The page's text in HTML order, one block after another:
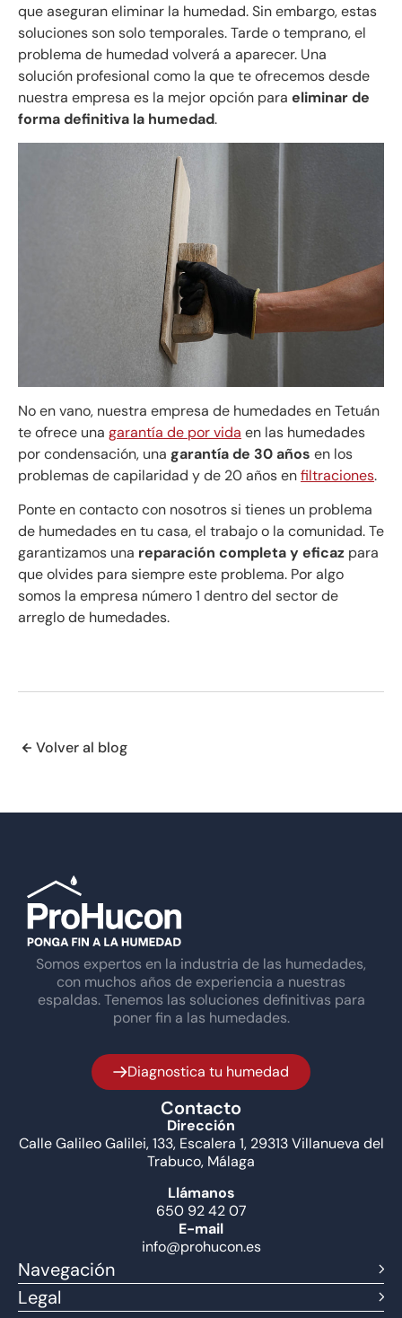
que aseguran eliminar la humedad. Sin embargo, estas
soluciones son solo temporales. Tarde o temprano, el
problema de humedad volverá a aparecer. Una
solución profesional como la que te ofrecemos desde
nuestra empresa es la mejor opción para eliminar de
forma definitiva la humedad.
No en vano, nuestra empresa de humedades en Tetuán
te ofrece una garantía de por vida en las humedades
por condensación, una garantía de 30 años en los
problemas de capilaridad y de 20 años enfiltraciones.
Ponte en contacto con nosotros si tienes un problema
de humedades en tu casa, el trabajo o la comunidad. Te
garantizamos una reparación completa y eficaz para
que olvides para siempre este problema. Por algo
somos la empresa número 1 dentro del sector de
arreglo de humedades.
Volver al blog
Somos expertos en la industria de las humedades,
con muchos años de experiencia a nuestras
espaldas. Tenemos las soluciones definitivas para
poner fin a las humedades.
Diagnostica tu humedad
Contacto
Dirección
Calle Galileo Galilei, 133, Escalera 1, 29313 Villanueva del
Trabuco, Málaga
Llámanos
650 92 42 07
E-mail
info@prohucon.es
Navegación
Legal